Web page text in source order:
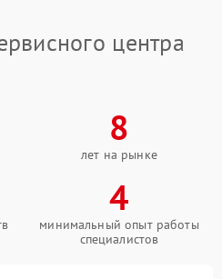
центра
8
лет на рынке
4
минимальный опыт работы
специалистов